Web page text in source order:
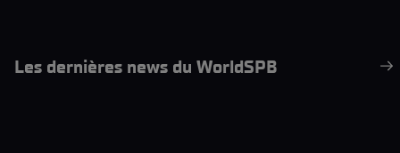
Les dernières news du WorldSPB